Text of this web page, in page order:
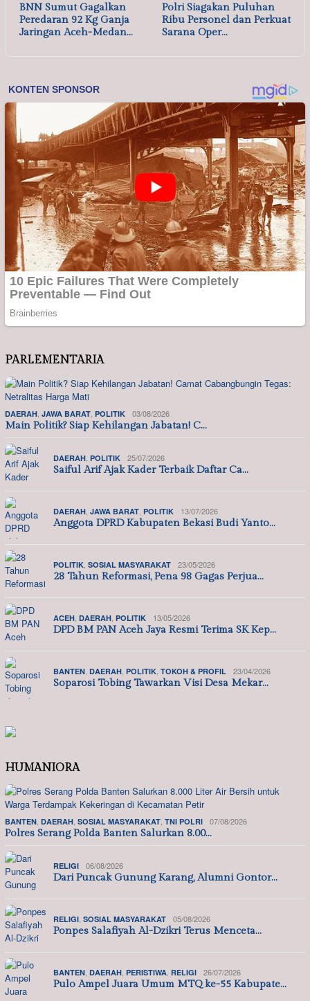
BNN Sumut Gagalkan
Peredaran 92 Kg Ganja
Jaringan Aceh-Medan…
Polri Siagakan Puluhan
Ribu Personel dan Perkuat
Sarana Oper…
PARLEMENTARIA
DAERAH JAWA BARAT POLITIK 03/08/2026
Main Politik? Siap Kehilangan Jabatan! C…
DAERAH POLITIK 25/07/2026
Saiful Arif Ajak Kader Terbaik Daftar Ca…
DAERAH JAWA BARAT POLITIK 13/07/2026
Anggota DPRD Kabupaten Bekasi Budi Yanto…
POLITIK SOSIAL MASYARAKAT 23/05/2026
28 Tahun Reformasi, Pena 98 Gagas Perjua…
ACEH DAERAH POLITIK 13/05/2026
DPD BM PAN Aceh Jaya Resmi Terima SK Kep…
BANTEN DAERAH POLITIK TOKOH & PROFIL 23/04/2026
Soparosi Tobing Tawarkan Visi Desa Mekar…
HUMANIORA
BANTEN, DAERAH, SOSIAL MASYARAKAT, TNI POLRI 07/08/2026
Polres Serang Polda Banten Salurkan 8.00…
RELIGI 06/08/2026
Dari Puncak Gunung Karang, Alumni Gontor…
RELIGI, SOSIAL MASYARAKAT 05/08/2026
Ponpes Salafiyah Al-Dzikri Terus Menceta…
BANTEN, DAERAH, PERISTIWA, RELIGI 26/07/2026
Pulo Ampel Juara Umum MTQ ke-55 Kabupate…